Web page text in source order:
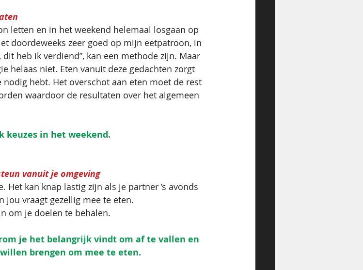
letten en in het weekend helemaal losgaan op
doordeweeks zeer goed op mijn eetpatroon, in
heb ik verdiend”, kan een methode zijn. Maar
helaas niet. Eten vanuit deze gedachten zorgt
hebt. Het overschot aan eten moet de rest
waardoor de resultaten over het algemeen
keuzes in het weekend.
vanuit je omgeving
kan knap lastig zijn als je partner ’s avonds
jou vraagt gezellig mee te eten.
om je doelen te behalen.
je het belangrijk vindt om af te vallen en
brengen om mee te eten.